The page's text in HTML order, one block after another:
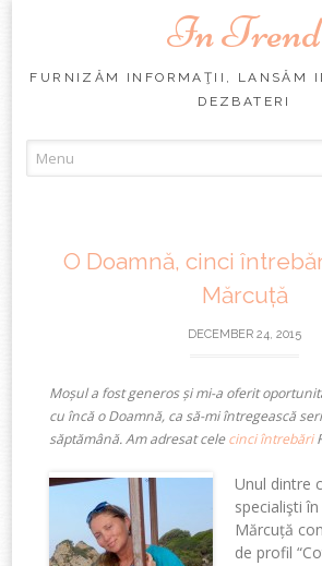
In Trend
FURNIZĂM INFORMAŢII, LANSĂM
DEZBATERI
to
O Doamnă, cinci
Mărcuță
DECEMBER 24, 2015
Moșul a fost generos și mi-a oferit
cu încă o Doamnă, ca să-mi întregească
săptămână. Am adresat celecinci întrebări
Unul dintre
specialişti
Mărcuță
de profil